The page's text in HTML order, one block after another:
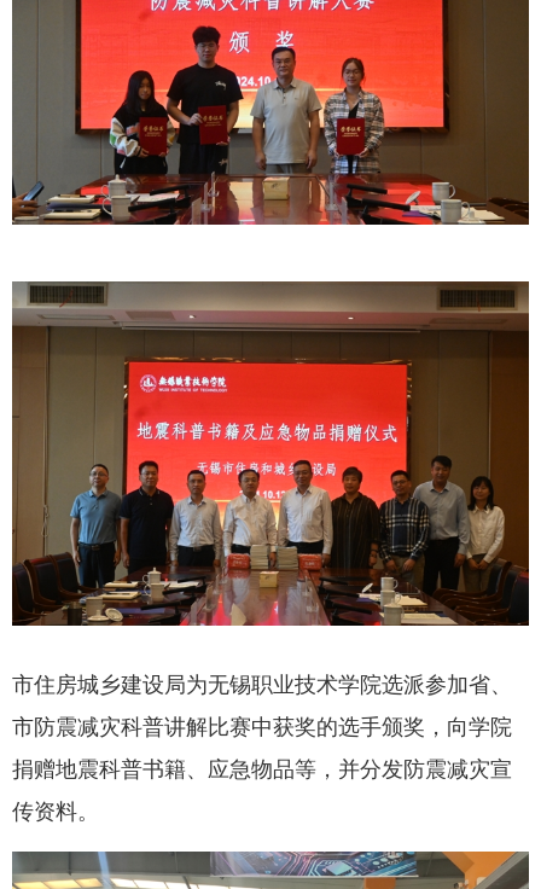
市住房城乡建设局为无锡职业技术学院选派参加省、
市防震减灾科普讲解比赛中获奖的选手颁奖，向学院
捐赠地震科普书籍、应急物品等，并分发防震减灾宣
传资料。